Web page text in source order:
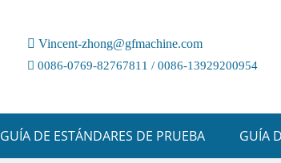
 Vincent-zhong@gfmachine.com
 0086-0769-82767811 / 0086-13929200954
GUÍA DE ESTÁNDARES DE PRUEBA GUÍA